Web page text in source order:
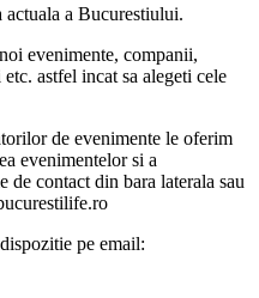
actuala a Bucurestiului.
evenimente, companii,
astfel incat sa alegeti cele
de evenimente le oferim
evenimentelor si a
contact din bara laterala sau
pe email: